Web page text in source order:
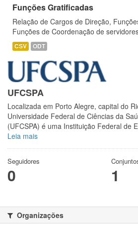
Funções Gratificadas
Relação de Cargos de Direção,
Funções de Coordenação de
CSV ODT
UFCSPA
Localizada em Porto Alegre, capital do
Universidade Federal de Ciências da
(UFCSPA) é uma Instituição Federal de
Leia mais
Seguidores
0 1
Organizações